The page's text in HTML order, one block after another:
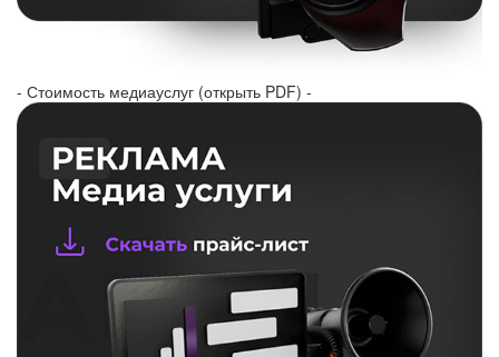
- Стоимость медиауслуг (открыть PDF) -